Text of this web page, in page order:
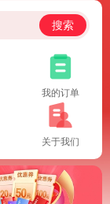
搜索
我的订单
关于我们